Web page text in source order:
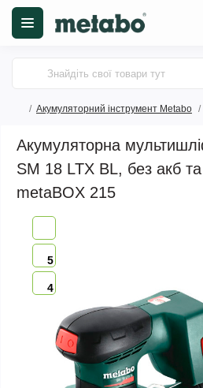
Акумуляторний інструмент Metabo
Акумуляторна
SM 18 LTX BL, без акб та
metaBOX 215
5
4